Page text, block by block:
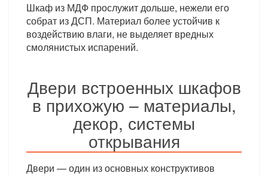
Шкаф из МДФ прослужит дольше, нежели его
собрат из ДСП. Материал более устойчив к
воздействию влаги, не выделяет вредных
смолянистых испарений.
Двери встроенных шкафов
в прихожую – материалы,
декор, системы
открывания
Двери — один из основных конструктивов